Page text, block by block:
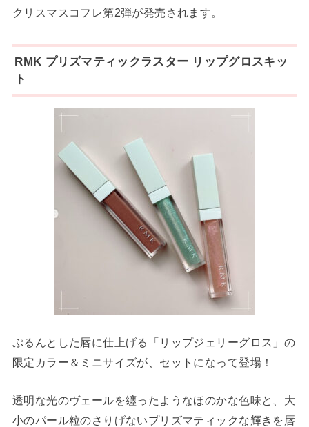
クリスマスコフレ第2弾が発売されます。
RMK プリズマティックラスター リップグロスキッ
ト
ぷるんとした唇に仕上げる「リップジェリーグロス」の
限定カラー＆ミニサイズが、セットになって登場！
透明な光のヴェールを纏ったようなほのかな色味と、大
小のパール粒のさりげないプリズマティックな輝きを唇